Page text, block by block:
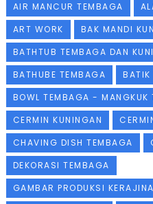
AIR MANCUR TEMBAGA
ART WORK
BAK MANDI
BATHTUB TEMBAGA DAN
BATHUBE TEMBAGA
BATIK
BOWL TEMBAGA - MANGKUK
CERMIN KUNINGAN
CHAVING DISH TEMBAGA
DEKORASI TEMBAGA
GAMBAR PRODUKSI